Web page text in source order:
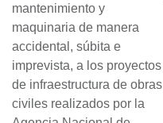
mantenimiento y
maquinaria de manera
accidental, súbita e
imprevista, a los proyectos
de infraestructura de obras
civiles realizados por la